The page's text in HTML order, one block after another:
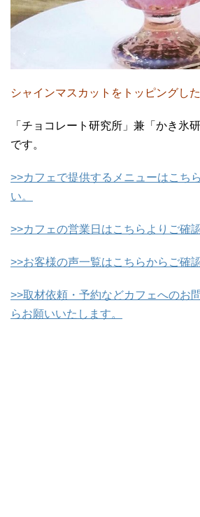
シャインマスカットをトッピングし
「チョコレート研究所」兼「かき氷
です。
>>カフェで提供するメニューはこち
い。
>>カフェの営業日はこちらよりご確
>>お客様の声一覧はこちらからご確
>>取材依頼・予約などカフェへのお
らお願いいたします。